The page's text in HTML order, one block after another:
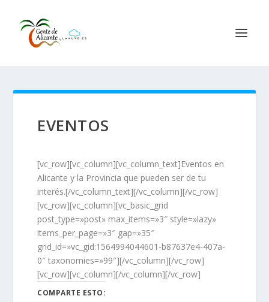
EVENTOS
[vc_row][vc_column][vc_column_text]Eventos en
Alicante y la Provincia que pueden ser de tu
interés.[/vc_column_text][/vc_column][/vc_row]
[vc_row][vc_column][vc_basic_grid
post_type=»post» max_items=»3″ style=»lazy»
items_per_page=»3″ gap=»35″
grid_id=»vc_gid:1564994044601-b87637e4-407a-
0″ taxonomies=»99″][/vc_column][/vc_row]
[vc_row][vc_column][/vc_column][/vc_row]
COMPARTE ESTO: